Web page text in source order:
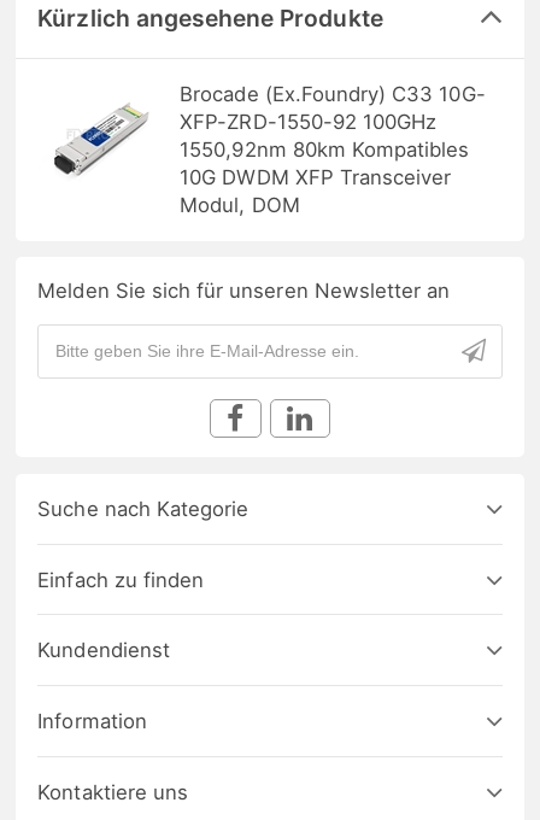
Kürzlich angesehene Produkte
Brocade (Ex.Foundry) C33 10G-
XFP-ZRD-1550-92 100GHz
1550,92nm 80km Kompatibles
10G DWDM XFP Transceiver
Modul, DOM
Melden Sie sich für unseren Newsletter an
Suche nach Kategorie
Einfach zu finden
Kundendienst
Information
Kontaktiere uns